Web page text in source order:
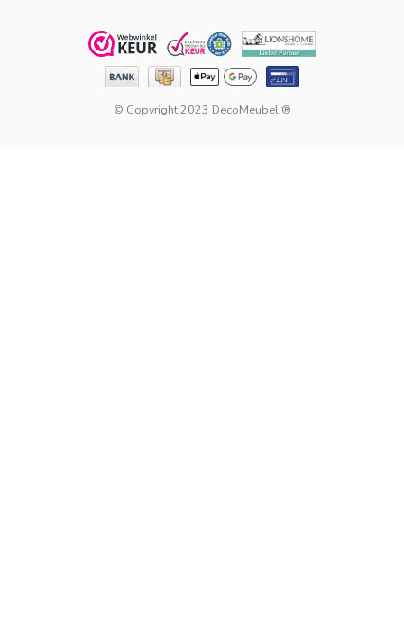
© Copyright 2023 DecoMeubel ®